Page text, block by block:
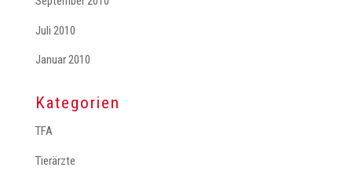
Juli 2010
Januar 2010
Kategorien
TFA
Tierärzte